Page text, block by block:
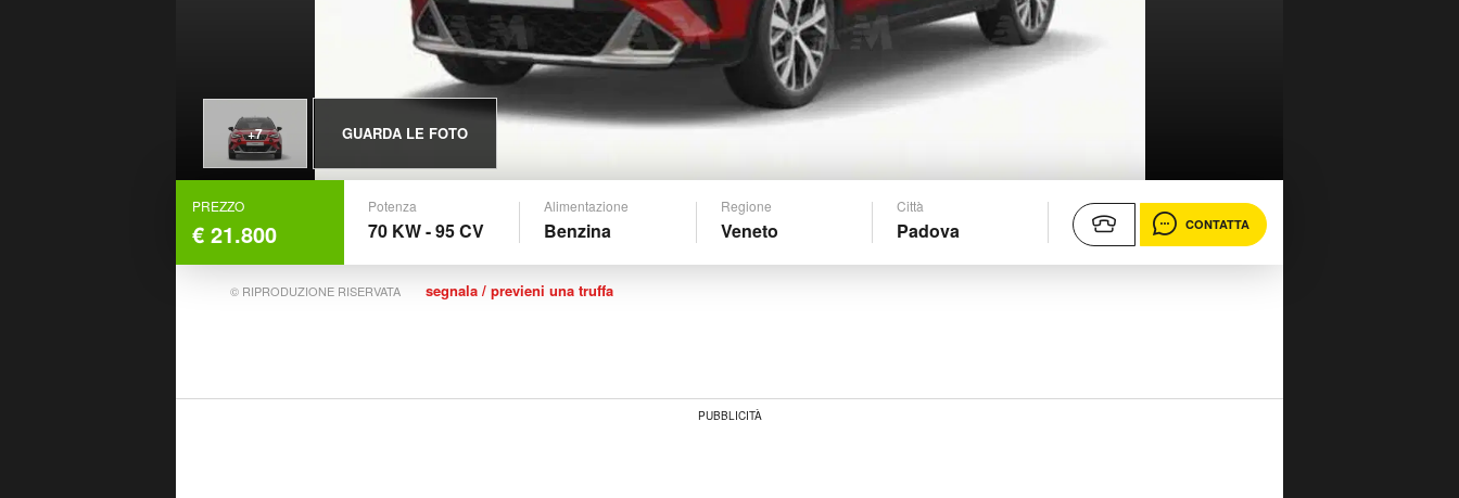
+7 GUARDA LE FOTO
PREZZO
€ 21.800
Potenza
70 KW - 95 CV
Alimentazione
Benzina
Regione
Veneto
Città
Padova CONTATTA
© RIPRODUZIONE RISERVATA segnala / previeni una truffa
PUBBLICITÀ